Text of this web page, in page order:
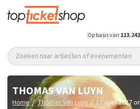
Op basis van 113.242
Zoeken naar artiesten of evenementen
THOMAS VAN LUYN
Home / Thomas Van Luyn / 17 april 2027